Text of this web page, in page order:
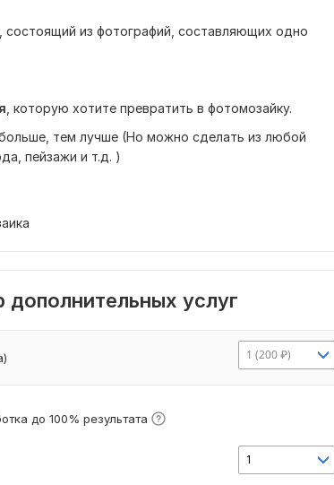
, состоящий из фотографий, составляющих одно
, которую хотите превратить в фотомозайку.
больше, тем лучше (Но можно сделать из любой
пейзажи и т.д. )
дополнительных услуг
1 (200 ₽)
до 100% результата
1